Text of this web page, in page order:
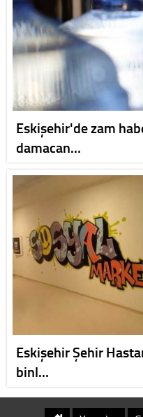
Eskişehir'de zam
damacan…
Eskişehir Şehir
binl…